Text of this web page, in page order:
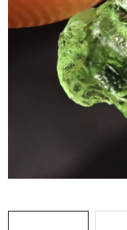
ČLÁNKY
NALEZIŠTĚ